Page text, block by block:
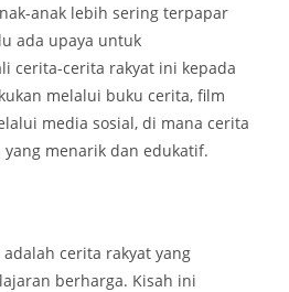
anak lebih sering terpapar
ada upaya untuk
cerita-cerita rakyat ini kepada
melalui buku cerita, film
media sosial, di mana cerita
menarik dan edukatif.
adalah cerita rakyat yang
berharga. Kisah ini